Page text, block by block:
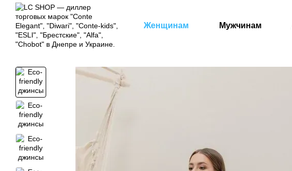
Перейти к основному контенту
Женщинам Мужчинам